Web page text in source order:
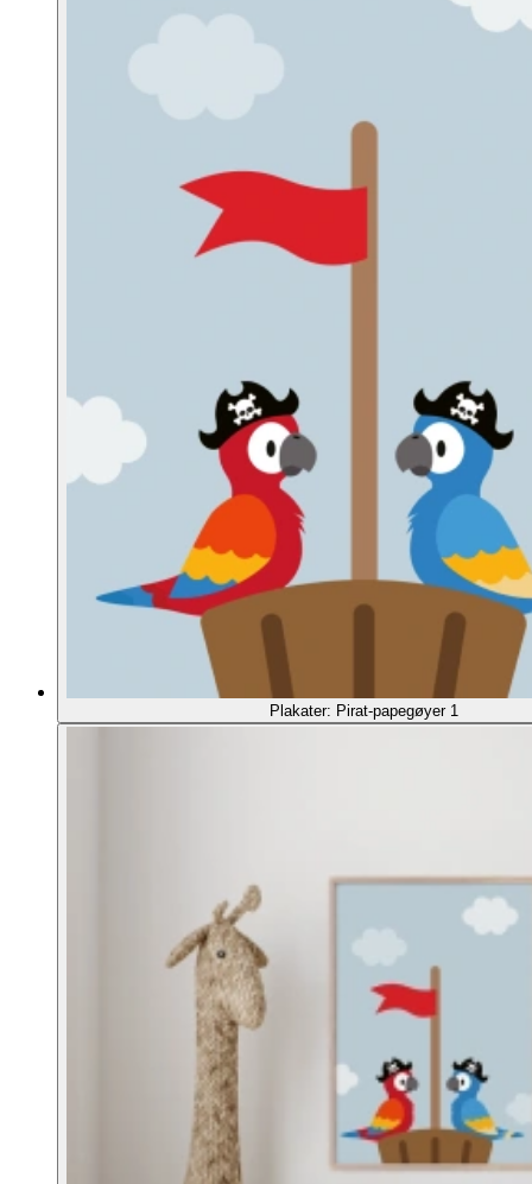
Plakater: Pirat-papegøyer 1